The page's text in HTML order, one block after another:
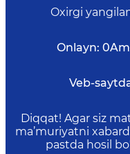
Oxirgi
Onlayn: 0
Veb-
Diqqat! Agar siz
ma’muriyatni
pastda hosil